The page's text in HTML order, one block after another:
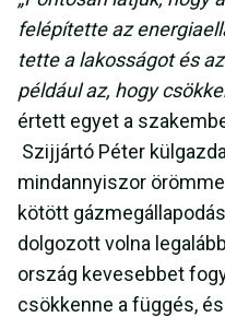
felépítette az
tette a lakosságot és
például az, hogy
értett egyet a
Szijjártó Péter
mindannyiszor
kötött
dolgozott volna
ország kevesebbet
csökkenne a függés,